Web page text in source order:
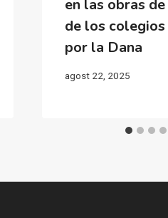
en las obras
de los
por la Dana
agost 22, 2025